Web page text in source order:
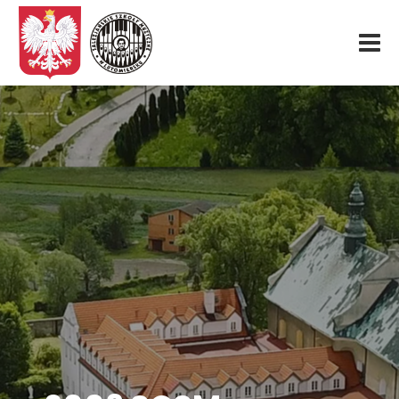
Start
O nas
Aktualności
Rekrutacja
Fundacja
Konkurs organowy